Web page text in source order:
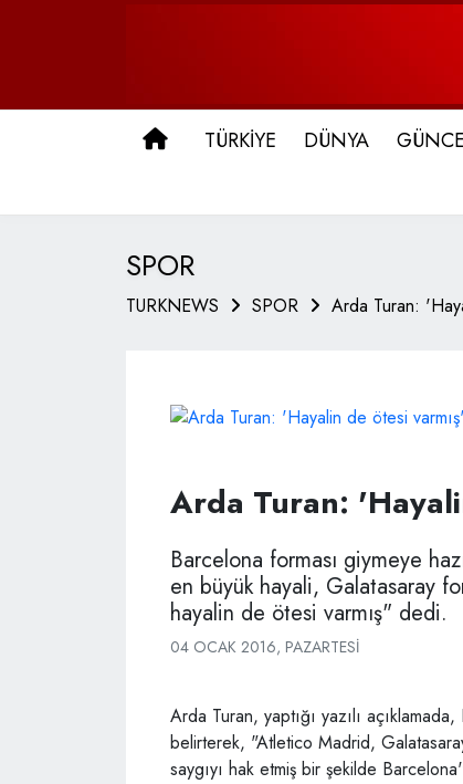
ANA SAYFA
TÜRKİYE DÜNYA
SPOR
TURKNEWS SPOR Arda Turan:
Arda Turan:
Barcelona forması giymeye
en büyük hayali, Galatasaray
hayalin de ötesi varmış" dedi.
04 OCAK 2016, PAZARTESI
Arda Turan, yaptığı yazılı
belirterek, "Atletico Madrid,
saygıyı hak etmiş bir şekilde